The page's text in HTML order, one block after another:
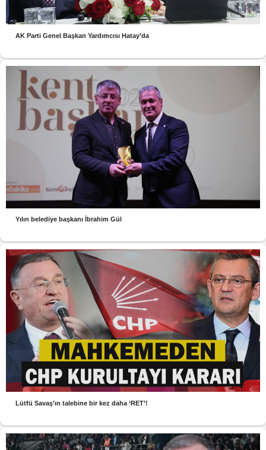
AK Parti Genel Başkan Yardımcısı Hatay’da
Yılın belediye başkanı İbrahim Gül
Lütfü Savaş’ın talebine bir kez daha ‘RET’!